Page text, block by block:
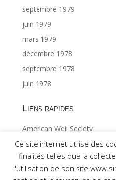
septembre 1979
juin 1979
mars 1979
décembre 1978
septembre 1978
juin 1978
Liens rapides
American Weil Society
Index général ©Gabriël
Index général ©Gabriël
Ce site internet utilise des
finalités telles que la
l'utilisation de son site